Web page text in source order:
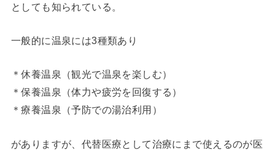
としても知られている。
一般的に温泉には3種類あり
＊休養温泉（観光で温泉を楽しむ）
＊保養温泉（体力や疲労を回復する）
＊療養温泉（予防での湯治利用）
がありますが、代替医療として治療にまで使えるのが医